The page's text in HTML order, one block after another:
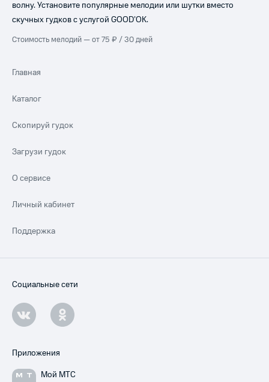
волну. Установите популярные мелодии или шутки вместо
скучных гудков с услугой GOOD’OK.
Стоимость мелодий — от 75 ₽ / 30 дней
Главная
Каталог
Скопируй гудок
Загрузи гудок
О сервисе
Личный кабинет
Поддержка
Социальные сети
Приложения
Мой МТС